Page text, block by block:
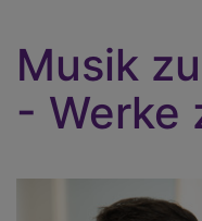
Musik
- Werke